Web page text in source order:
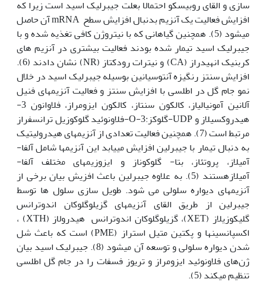
سازی و القای روبیسکو احتمالا بعلت جیبرلیک ‌اسید است زیرا که
افزایش فعالیت یک آنزیم بدنبال افزایش سطح mRNA آن حاصل
می‏شود (5). همچنین گیاهانی که با نیتروژن کافی تغذیه شده و با
جیبرلیک اسید تیمار شده بودند فعالیت بیشتری در آنزیم های
کربنیک انهیدراز (CA) و نیترات رودکتاز (NR) نشان دادند (6).
افزایش سنتز رنگیزه آنتوسیانین بوسیله جیبرلیک‌ اسید در خلال
نمو جام گل در اطلسی با افزایش سنتز و فعالیت آنزیمهای فنیل
آلانین آمونیالیاز، کالکون سنتاز، کالکون ایزومراز، فلاوانون 3-
هیدروکسیلاز و UDP-گلوکز:3-O-فلاونوئید گلوکوزیل ترانسفراز
مرتبط است (7). همچنین فعالیت تعدادی از آنزیم‏های هیدرولیتیک
به دنبال تیمار با جیبرلین افزایش می‏یابد این آنزیم‏ها شامل آلفا-
آمیلاز، پروتئاز، بتا- گلوکوناز و ایزوزیم‏های مختلف آلفا-
آمیلازهستند (5). به علاوه جیبرلین باعث افزیش بیان برخی از
آنزیم‏های دیواره سلولی می شود. طویل سازی سلول ها توسط
جیبرلین از طریق القای آنزیم‏های گزیلوگلوکان اندوترانس
گلیکوزیلاز (XET)، گزیلوگلوکان اندوترانس هیدرولاز (XTH) ،
اکسپانسین‏ها و پکتین متیل استراز (PME) است که باعث شل
شدن دیواره سلولی و توسعه آن می‏شود (8). جیبرلیک اسید بیان
ژن‌های فلاونوئید ایزومراز و تریوز فسفات را در جام گل اطلسی
تنظیم می‏کند (5).